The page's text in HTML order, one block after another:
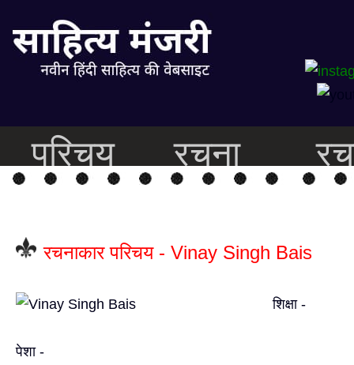
परिचय रचना
रचनाकार परिचय - Vinay Singh Bais
शिक्षा -
पेशा -